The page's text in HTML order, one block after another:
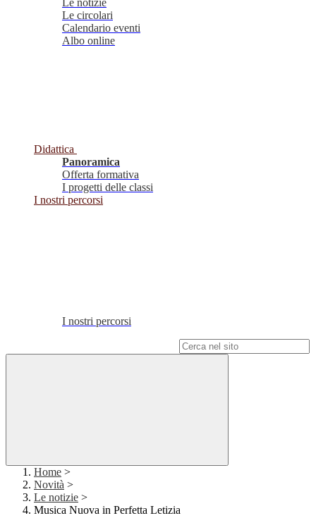
Le notizie
Le circolari
Calendario eventi
Albo online
Didattica
Panoramica
Offerta formativa
I progetti delle classi
I nostri percorsi
I nostri percorsi
Home >
Novità >
Le notizie >
Musica Nuova in Perfetta Letizia